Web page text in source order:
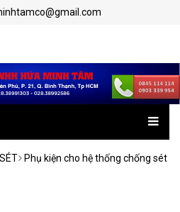
Phụ kiện cho hệ thống chống sét